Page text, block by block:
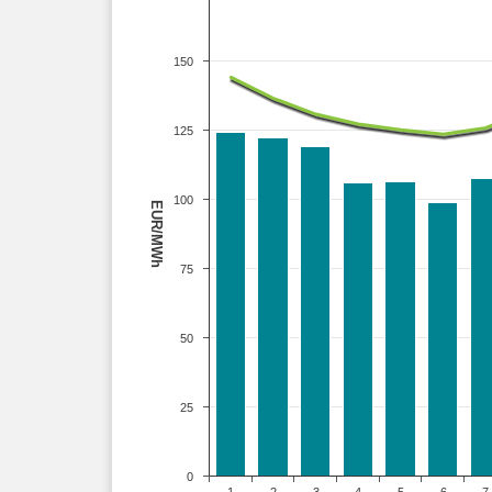
EUR/MWh
0
25
50
75
100
125
150